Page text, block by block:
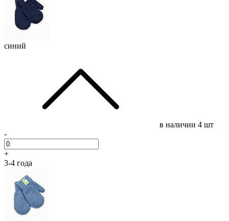
синий
в наличии 4 шт
-
+
3-4 года